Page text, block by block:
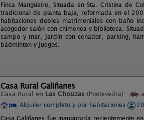
Finca Mangüeiro, Situada en Sta. Cristina de
tradicional de planta baja, reformada en el
habitaciones dobles matrimoniales con baño
acogedor salón con chimenea y biblioteca.
campo y mar, jardín con cenador, parking,
bádminton y juegos.
Casa Rural Galiñanes
Casa Rural en Las Chouzas (Pontevedra) a
Alquiler completo y por habitaciones
Casa Galiñanes fue inaugurada recientemente